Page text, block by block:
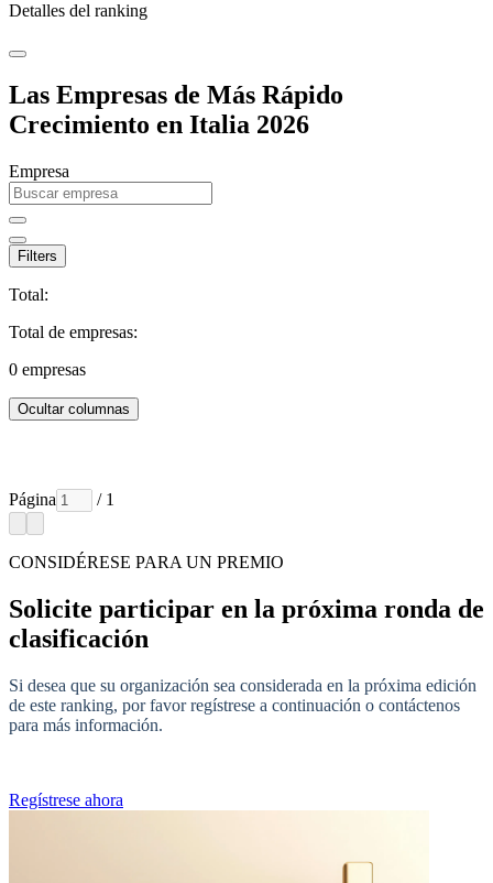
Detalles del ranking
Las Empresas de Más Rápido
Crecimiento en Italia 2026
Empresa
Filters
Total:
Total de empresas:
0 empresas
Ocultar columnas
Página / 1
CONSIDÉRESE PARA UN PREMIO
Solicite participar en la próxima ronda de
clasificación
Si desea que su organización sea considerada en la próxima edición
de este ranking, por favor regístrese a continuación o contáctenos
para más información.
Regístrese ahora